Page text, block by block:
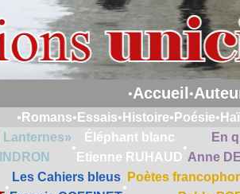
•Accueil •
• Romans• Essais• Histoire• Poésie•
•
Éléphant blanc
Etienne RUHAUD
•
En
Anne
•
Les Cahiers bleus
•
Poètes